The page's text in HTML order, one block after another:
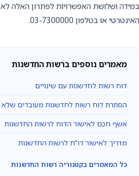
במידה ושלושת האפשרויות לפתרון האלה
האינטרטי או בטלפון 03-7300000
.
מאמרים נוספים ברשות החדשנות
דוח רשות לחדשנות עם שינויים
הסתרת דוח רשות לחדשנות מעובדים שלא
אשף חכם לאישור הדוח לרשות החדשנות
מדריך לאישור דו"ח לרשות החדשנות
כל המאמרים בקטגוריה רשות החדשנות